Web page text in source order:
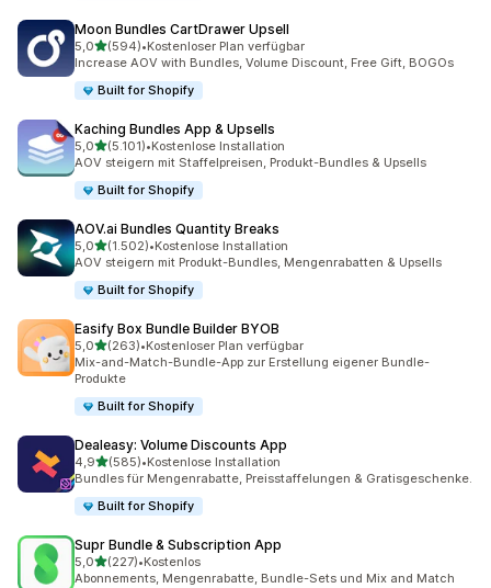
Moon Bundles CartDrawer Upsell
5,0von 5 Sternen
(594)
594 Rezensionen insgesamt
•Kostenloser Plan verfügbar
Increase AOV with Bundles, Volume Discount, Free Gift, BOGOs
Built for Shopify
Kaching Bundles App & Upsells
5,0von 5 Sternen
(5.101)
5101 Rezensionen insgesamt
•Kostenlose Installation
AOV steigern mit Staffelpreisen, Produkt-Bundles & Upsells
Built for Shopify
AOV.ai Bundles Quantity Breaks
5,0von 5 Sternen
(1.502)
1502 Rezensionen insgesamt
•Kostenlose Installation
AOV steigern mit Produkt-Bundles, Mengenrabatten & Upsells
Built for Shopify
Easify Box Bundle Builder BYOB
5,0von 5 Sternen
(263)
263 Rezensionen insgesamt
•Kostenloser Plan verfügbar
Mix-and-Match-Bundle-App zur Erstellung eigener Bundle-
Produkte
Built for Shopify
Dealeasy: Volume Discounts App
4,9von 5 Sternen
(585)
585 Rezensionen insgesamt
•Kostenlose Installation
Bundles für Mengenrabatte, Preisstaffelungen & Gratisgeschenke.
Built for Shopify
Supr Bundle & Subscription App
5,0von 5 Sternen
(227)
227 Rezensionen insgesamt
•Kostenlos
Abonnements, Mengenrabatte, Bundle-Sets und Mix and Match